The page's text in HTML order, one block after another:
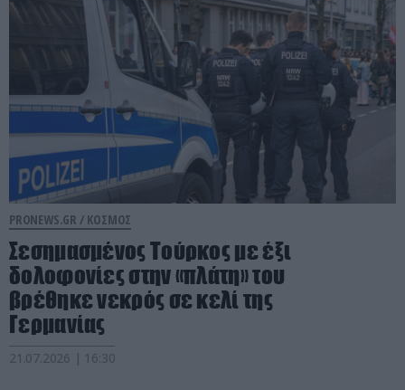
PRONEWS.GR / ΚΟΣΜΟΣ
Σεσημασμένος Τούρκος με έξι
δολοφονίες στην «πλάτη» του
βρέθηκε νεκρός σε κελί της
Γερμανίας
21.07.2026 | 16:30